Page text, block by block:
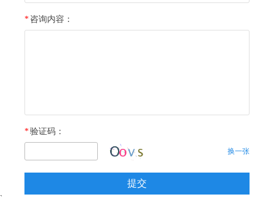
* 咨询内容：
*验证码：
换一张
提交
`